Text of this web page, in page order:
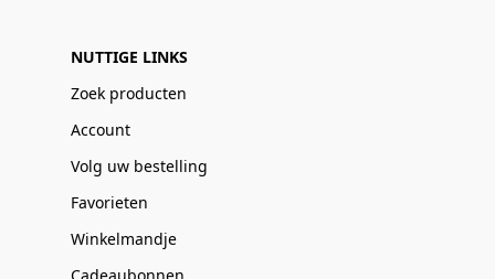
NUTTIGE LINKS
Zoek producten
Account
Volg uw bestelling
Favorieten
Winkelmandje